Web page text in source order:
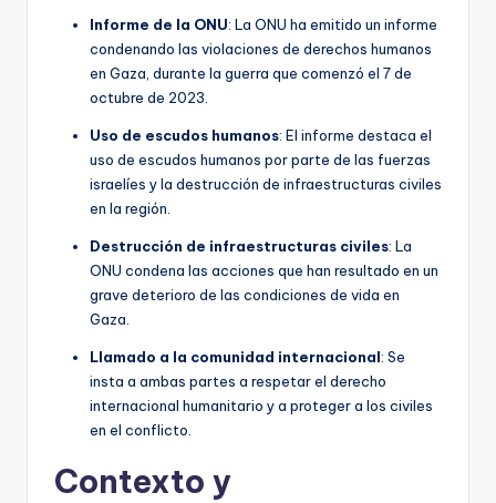
Informe de la ONU: La ONU ha emitido un informe
condenando las violaciones de derechos humanos
en Gaza, durante la guerra que comenzó el 7 de
octubre de 2023.
Uso de escudos humanos: El informe destaca el
uso de escudos humanos por parte de las fuerzas
israelíes y la destrucción de infraestructuras civiles
en la región.
Destrucción de infraestructuras civiles: La
ONU condena las acciones que han resultado en un
grave deterioro de las condiciones de vida en
Gaza.
Llamado a la comunidad internacional: Se
insta a ambas partes a respetar el derecho
internacional humanitario y a proteger a los civiles
en el conflicto.
Contexto y